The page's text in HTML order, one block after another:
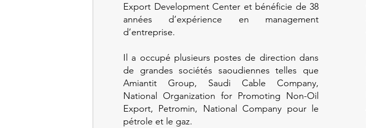
Export Development Center et bénéficie de 38
années d’expérience en management
d’entreprise.
Il a occupé plusieurs postes de direction dans
de grandes sociétés saoudiennes telles que
Amiantit Group, Saudi Cable Company,
National Organization for Promoting Non-Oil
Export, Petromin, National Company pour le
pétrole et le gaz.